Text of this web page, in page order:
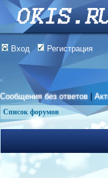
Вход Регистрация
Сообщения без ответов |
Список форумов